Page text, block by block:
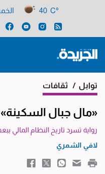
40 C° الخميس 06
توابل / ثقافات
«مال جبال السكينة»
رواية تسرد تاريخ النظام المالي
لافي الشمري